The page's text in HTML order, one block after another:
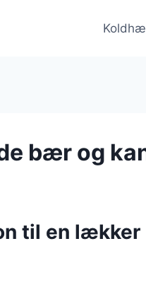
bær og
til en lækker